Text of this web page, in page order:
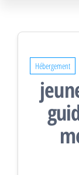
Hébergement